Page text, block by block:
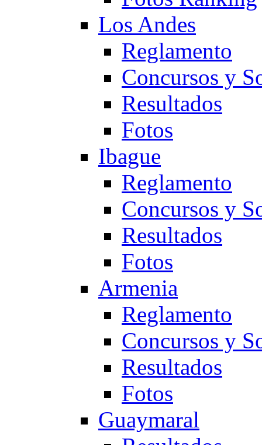
Los Andes
Reglamento
Concursos y
Resultados
Fotos
Ibague
Reglamento
Concursos y
Resultados
Fotos
Armenia
Reglamento
Concursos y
Resultados
Fotos
Guaymaral